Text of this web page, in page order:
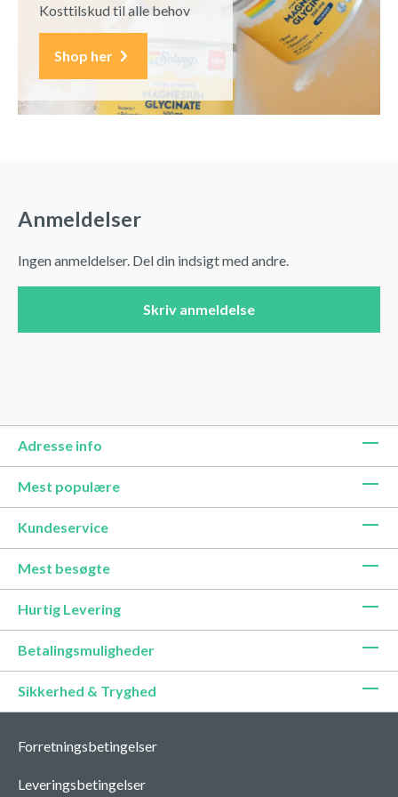
Kosttilskud til alle behov
Shop her
Anmeldelser
Ingen anmeldelser. Del din indsigt med andre.
Skriv anmeldelse
Adresse info
Mest populære
Kundeservice
Mest besøgte
Hurtig Levering
Betalingsmuligheder
Sikkerhed & Tryghed
Forretningsbetingelser
Leveringsbetingelser